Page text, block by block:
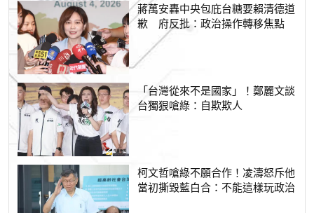
蔣萬安轟中央包庇台糖要賴清德道
歉 府反批：政治操作轉移焦點
「台灣從來不是國家」！鄭麗文談
台獨狠嗆綠：自欺欺人
柯文哲嗆綠不願合作！凌濤怒斥他
當初撕毀藍白合：不能這樣玩政治